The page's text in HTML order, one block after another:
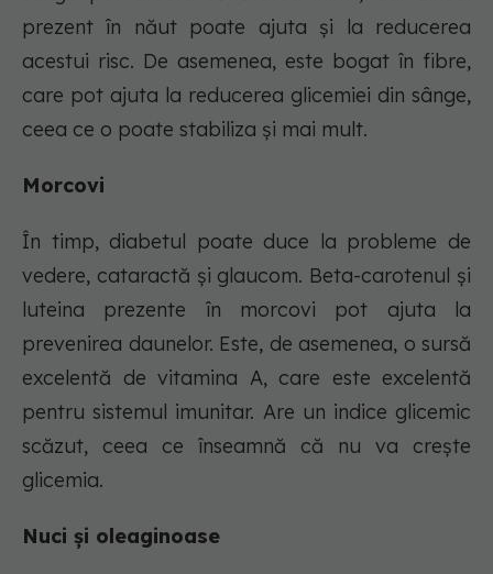
prezent în năut poate ajuta și la reducerea
acestui risc. De asemenea, este bogat în fibre,
care pot ajuta la reducerea glicemiei din sânge,
ceea ce o poate stabiliza și mai mult.
Morcovi
În timp, diabetul poate duce la probleme de
vedere, cataractă și glaucom. Beta-carotenul și
luteina prezente în morcovi pot ajuta la
prevenirea daunelor. Este, de asemenea, o sursă
excelentă de vitamina A, care este excelentă
pentru sistemul imunitar. Are un indice glicemic
scăzut, ceea ce înseamnă că nu va crește
glicemia.
Nuci și oleaginoase